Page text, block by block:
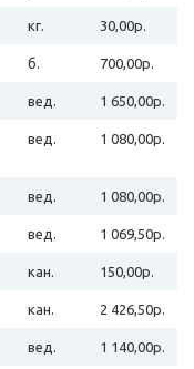
кг. 30,00р.
б. 700,00р.
вед. 1 650,00р.
вед. 1 080,00р.
вед. 1 080,00р.
вед. 1 069,50р.
кан. 150,00р.
кан. 2 426,50р.
вед. 1 140,00р.